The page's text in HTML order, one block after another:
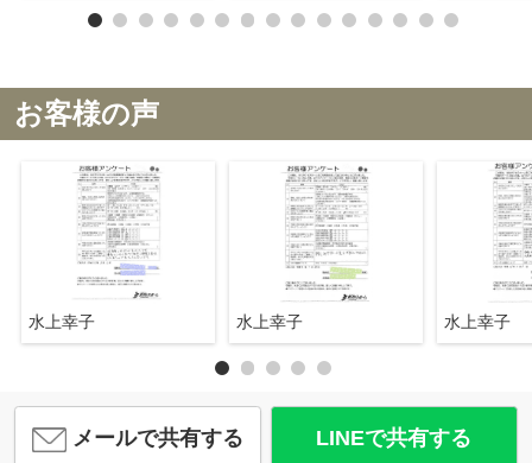
お客様の声
水上幸子 水上幸子 水上幸子
メールで共有する LINEで共有する